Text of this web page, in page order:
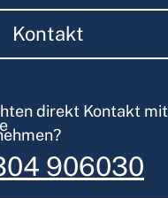
Kontakt
direkt Kontakt mit
906030